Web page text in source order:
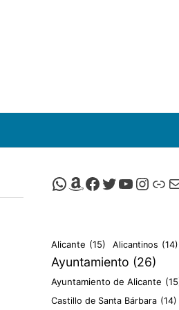
Canal de Whatsapp de Viscalacant
Comprar en Amazon
Facebook de Viscalacant
Twitter de
Canal de Youtube de
Instagram
Alicante (15) Alicantinos (14)
Ayuntamiento (26)
Ayuntamiento de Alicante
Castillo de Santa Bárbara (14)